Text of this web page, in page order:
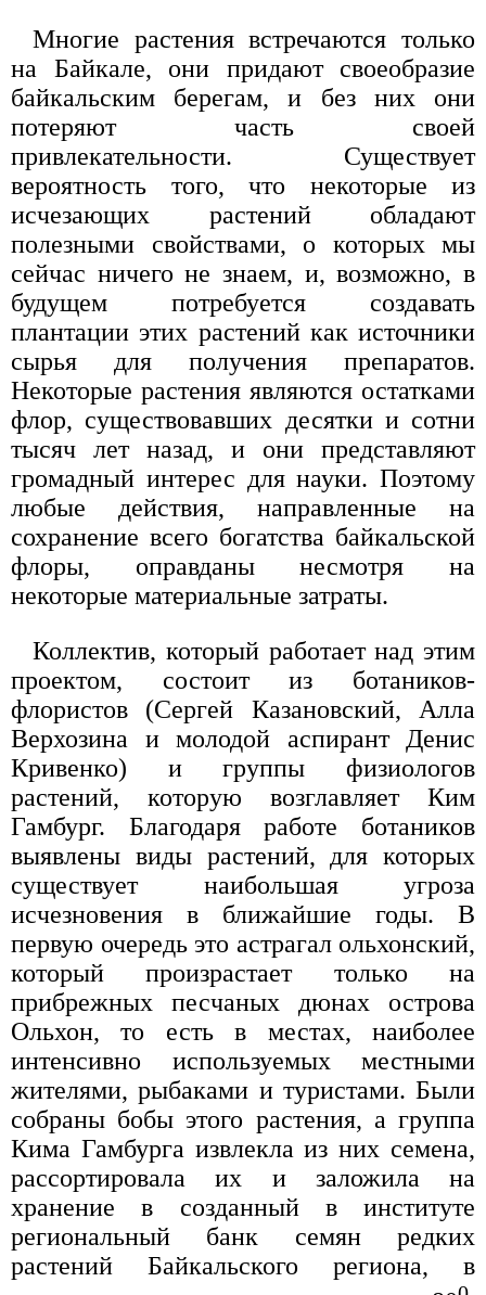
Многие растения встречаются только
на Байкале, они придают своеобразие
байкальским берегам, и без них они
потеряют часть своей
привлекательности. Существует
вероятность того, что некоторые из
исчезающих растений обладают
полезными свойствами, о которых мы
сейчас ничего не знаем, и, возможно, в
будущем потребуется создавать
плантации этих растений как источники
сырья для получения препаратов.
Некоторые растения являются остатками
флор, существовавших десятки и сотни
тысяч лет назад, и они представляют
громадный интерес для науки. Поэтому
любые действия, направленные на
сохранение всего богатства байкальской
флоры, оправданы несмотря на
некоторые материальные затраты.
Коллектив, который работает над этим
проектом, состоит из ботаников-
флористов (Сергей Казановский, Алла
Верхозина и молодой аспирант Денис
Кривенко) и группы физиологов
растений, которую возглавляет Ким
Гамбург. Благодаря работе ботаников
выявлены виды растений, для которых
существует наибольшая угроза
исчезновения в ближайшие годы. В
первую очередь это астрагал ольхонский,
который произрастает только на
прибрежных песчаных дюнах острова
Ольхон, то есть в местах, наиболее
интенсивно используемых местными
жителями, рыбаками и туристами. Были
собраны бобы этого растения, а группа
Кима Гамбурга извлекла из них семена,
рассортировала их и заложила на
хранение в созданный в институте
региональный банк семян редких
растений Байкальского региона, в